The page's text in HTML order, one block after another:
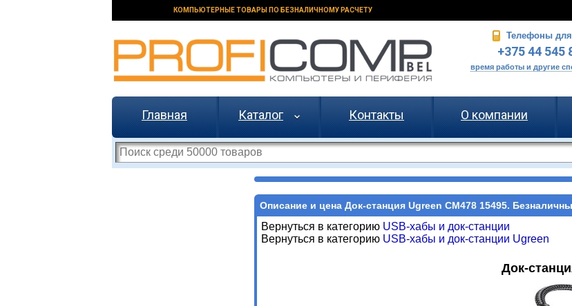
КОМПЬЮТЕРНЫЕ ТОВАРЫ ПО БЕЗНАЛИЧНОМУ РАСЧЕТУ
Телефоны для
+375 44 545
время работы и другие
Главная Каталог Контакты О компании
Описание и цена Док-станция Ugreen CM478 15495.
Вернуться в категорию USB-хабы и док-станции
Вернуться в категорию USB-хабы и док-станции Ugreen
Док-